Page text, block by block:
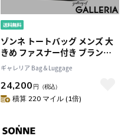
ゾンネ トートバッグ メンズ 大
きめ ファスナー付き ブランド
SONNE 軽い カジュアル メンズ
バッグ 横型 ビジネストート シ
ンプル 黒 通勤 営業 肩掛け 撥水
A4 B4 PC 15inch STAR FLYER
ギャレリア Bag＆Luggage
24,200 円 （税込）
積算 220 マイル (1倍)